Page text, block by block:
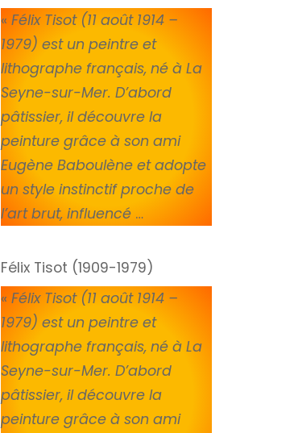
« Félix Tisot (11 août 1914 –
1979) est un peintre et
lithographe français, né à La
Seyne-sur-Mer. D’abord
pâtissier, il découvre la
peinture grâce à son ami
Eugène Baboulène et adopte
un style instinctif proche de
l’art brut, influencé …
Félix Tisot (1909-1979)
« Félix Tisot (11 août 1914 –
1979) est un peintre et
lithographe français, né à La
Seyne-sur-Mer. D’abord
pâtissier, il découvre la
peinture grâce à son ami